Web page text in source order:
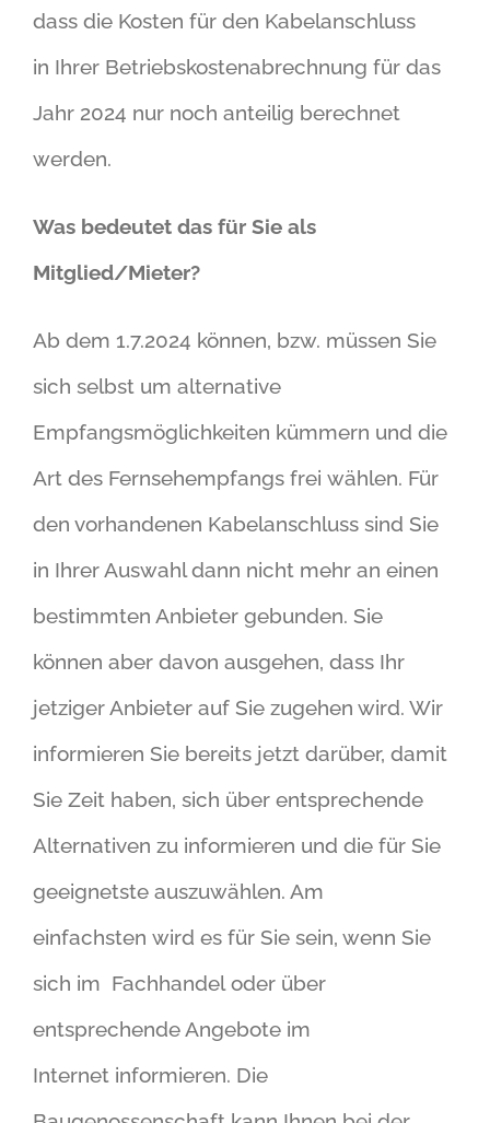
dass die Kosten für den Kabelanschluss
in Ihrer Betriebskostenabrechnung für das
Jahr 2024 nur noch anteilig berechnet
werden.
Was bedeutet das für Sie als
Mitglied/Mieter?
Ab dem 1.7.2024 können, bzw. müssen Sie
sich selbst um alternative
Empfangsmöglichkeiten kümmern und die
Art des Fernsehempfangs frei wählen. Für
den vorhandenen Kabelanschluss sind Sie
in Ihrer Auswahl dann nicht mehr an einen
bestimmten Anbieter gebunden. Sie
können aber davon ausgehen, dass Ihr
jetziger Anbieter auf Sie zugehen wird. Wir
informieren Sie bereits jetzt darüber, damit
Sie Zeit haben, sich über entsprechende
Alternativen zu informieren und die für Sie
geeignetste auszuwählen. Am
einfachsten wird es für Sie sein, wenn Sie
sich im Fachhandel oder über
entsprechende Angebote im
Internet informieren. Die